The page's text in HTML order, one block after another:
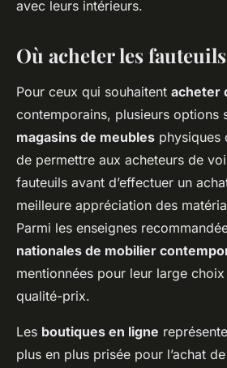
avec leurs intérieurs.
Où acheter les
Pour ceux qui souhaitent acheter
contemporains, plusieurs options
magasins de meubles physiques
de permettre aux acheteurs de
fauteuils avant d’effectuer un
meilleure appréciation des
Parmi les enseignes
nationales de mobilier
mentionnées pour leur large
qualité-prix.
Les boutiques en ligne
plus en plus prisée pour l’achat